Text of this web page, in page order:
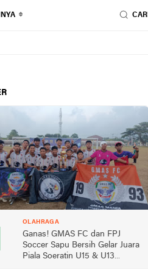
CARI
OLAHRAGA
Ganas! GMAS FC dan FPJ
Soccer Sapu Bersih Gelar Juara
Piala Soeratin U15 & U13